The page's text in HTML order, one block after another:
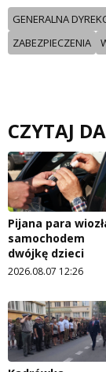
GENERALNA
ZABEZPIECZENIA
CZYTAJ
Pijana para
samochodem
dwójkę dzieci
2026.08.07 12:26